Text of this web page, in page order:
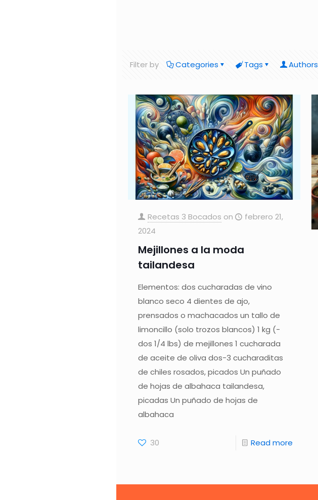
Filter by Categories Tags Authors
Recetas 3 Bocados on
febrero 21,
2024
Mejillones a la moda
tailandesa
Elementos: dos cucharadas de vino
blanco seco 4 dientes de ajo,
prensados ​​o machacados un tallo de
limoncillo (solo trozos blancos) 1 kg (-
dos 1/4 lbs) de mejillones 1 cucharada
de aceite de oliva dos-3 cucharaditas
de chiles rosados, picados Un puñado
de hojas de albahaca tailandesa,
picadas Un puñado de hojas de
albahaca
30 Read more